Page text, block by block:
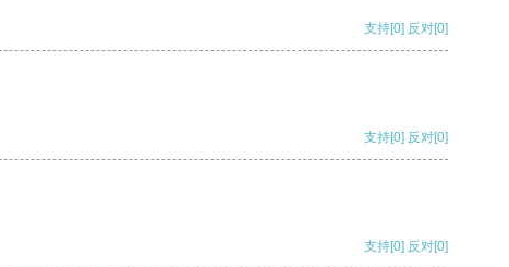
支持[0] 反对[0]
支持[0] 反对[0]
支持[0] 反对[0]